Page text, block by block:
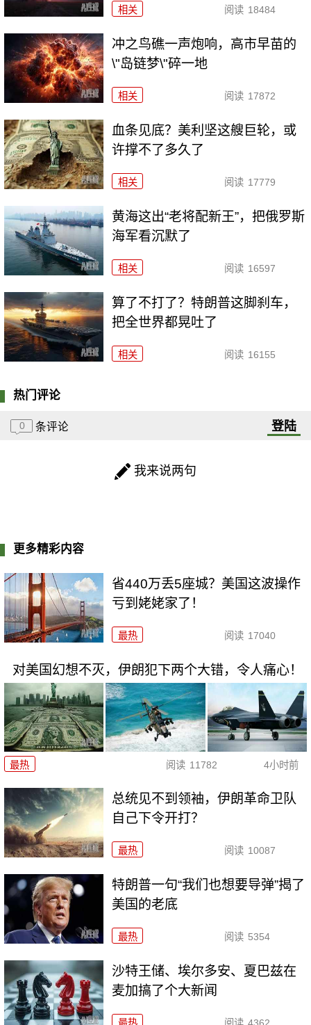
相关 阅读 18484
冲之鸟礁一声炮响，高市早苗的
\"岛链梦\"碎一地
相关 阅读 17872
血条见底？美利坚这艘巨轮，或
许撑不了多久了
相关 阅读 17779
黄海这出“老将配新王”，把俄罗斯
海军看沉默了
相关 阅读 16597
算了不打了？特朗普这脚刹车，
把全世界都晃吐了
相关 阅读 16155
热门评论
0 条评论 登陆
我来说两句
更多精彩内容
省440万丢5座城？美国这波操作
亏到姥姥家了！
最热 阅读 17040
对美国幻想不灭，伊朗犯下两个大错，令人痛心！
最热 阅读 11782 4小时前
总统见不到领袖，伊朗革命卫队
自己下令开打？
最热 阅读 10087
特朗普一句“我们也想要导弹”揭了
美国的老底
最热 阅读 5354
沙特王储、埃尔多安、夏巴兹在
麦加搞了个大新闻